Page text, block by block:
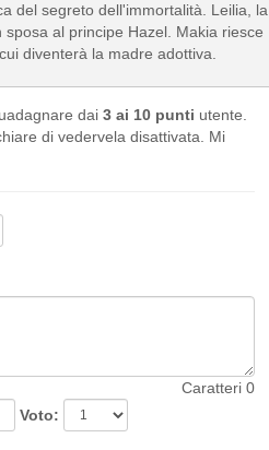
del segreto dell'immortalità. Leilia, la
al principe Hazel. Makia riesce
diventerà la madre adottiva.
dai 3 ai 10 punti utente.
di vedervela disattivata. Mi
Caratteri 0
Voto: